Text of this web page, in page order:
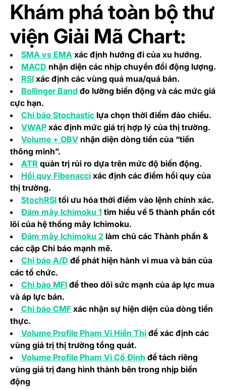
Khám phá toàn bộ thư
viện Giải Mã Chart:
SMA vs EMA (opens in a new tab)
xác định hướng đi của xu hướng.
MACD (opens in a new tab)
nhận diện các nhịp chuyển đổi động lượng.
RSI(opens in a new tab)
xác định các vùng quá mua/quá bán.
Bollinger Band (opens in a new tab)
đo lường biến động và các mức giá
cực hạn.
Chỉ báo Stochastic(opens in a new tab)
lựa chọn thời điểm đảo chiều.
VWAP(opens in a new tab)
xác định mức giá trị hợp lý của thị trường.
Volume + OBV(opens in a new tab)
nhận diện dòng tiền của “tiền
thông minh”.
ATR (opens in a new tab)
quản trị rủi ro dựa trên mức độ biến động.
Hồi quy Fibonacci(opens in a new tab)
xác định các điểm hồi quy của
thị trường.
StochRSI(opens in a new tab)
tối ưu hóa thời điểm vào lệnh chính xác.
Đám mây Ichimoku 1 (opens in a new tab)
tìm hiểu về 5 thành phần cốt
lõi của hệ thống mây Ichimoku.
Đám mây Ichimoku 2 (opens in a new tab)
làm chủ các Thành phần &
các cặp Chỉ báo mạnh mẽ.
Chỉ báo A/D (opens in a new tab)
để phát hiện hành vi mua và bán của
các tổ chức.
Chỉ báo MFI(opens in a new tab)
để theo dõi sức mạnh của áp lực mua
và áp lực bán.
Chỉ báo CMF(opens in a new tab)
xác nhận sự hiện diện của dòng tiền
thực.
Volume Profile Phạm Vi Hiển Thị(opens in a new tab)
để xác định các
vùng giá trị thị trường tổng quát.
Volume Profile Phạm Vi Cố Định (opens in a new tab)
để tách riêng
vùng giá trị đang hình thành bên trong nhịp biến
động